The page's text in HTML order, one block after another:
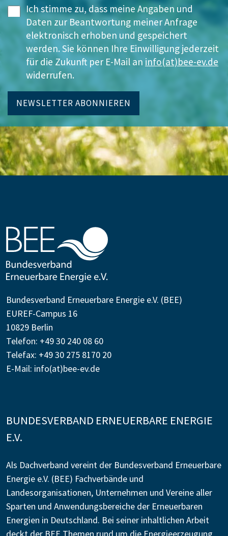
Datenschutz Checkbox
Ich stimme zu, dass meine Angaben und
Daten zur Beantwortung meiner Anfrage
elektronisch erhoben und gespeichert
werden. Sie können Ihre Einwilligung jederzeit
für die Zukunft per E-Mail an info(at)bee-ev.de
widerrufen.
NEWSLETTER ABONNIEREN
Bundesverband Erneuerbare Energie e.V. (BEE)
EUREF-Campus 16
10829 Berlin
Telefon: +49 30 240 08 60
Telefax: +49 30 275 8170 20
E-Mail: info(at)bee-ev.de
BUNDESVERBAND ERNEUERBARE ENERGIE
E.V.
Als Dachverband vereint der Bundesverband Erneuerbare
Energie e.V. (BEE) Fachverbände und
Landesorganisationen, Unternehmen und Vereine aller
Sparten und Anwendungsbereiche der Erneuerbaren
Energien in Deutschland. Bei seiner inhaltlichen Arbeit